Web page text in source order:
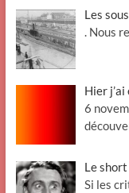
Les
. Nous
Hier
6
Le short
Si les